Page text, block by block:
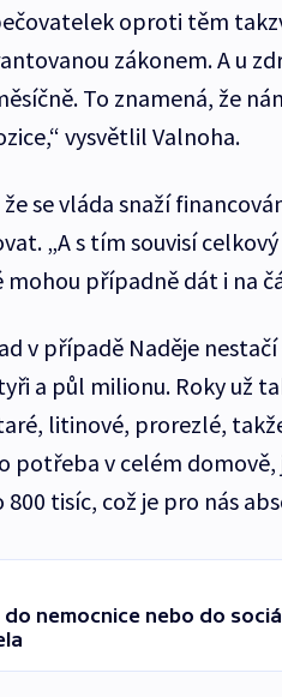
oproti těm
zákonem. A u
To znamená, že
vysvětlil Valnoha.
se vláda snaží
„A s tím souvisí
případně dát i na
v případě Naděje
a půl milionu. Roky už
litinové, prorezlé,
potřeba v celém
tisíc, což je pro nás
nemocnice nebo do